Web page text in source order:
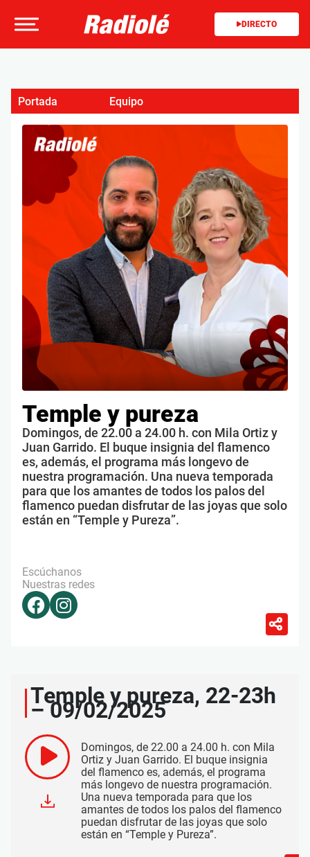
DIRECTO
Temple y pureza
Domingos, de 22.00 a 24.00 h. con Mila Ortiz y
Juan Garrido. El buque insignia del flamenco
es, además, el programa más longevo de
nuestra programación. Una nueva temporada
para que los amantes de todos los palos del
flamenco puedan disfrutar de las joyas que solo
están en “Temple y Pureza”.
Escúchanos
Nuestras redes
Portada Equipo
Temple y pureza, 22-23h
– 09/02/2025
Domingos, de 22.00 a 24.00 h. con Mila
Ortiz y Juan Garrido. El buque insignia
del flamenco es, además, el programa
más longevo de nuestra programación.
Una nueva temporada para que los
amantes de todos los palos del flamenco
puedan disfrutar de las joyas que solo
están en “Temple y Pureza”.